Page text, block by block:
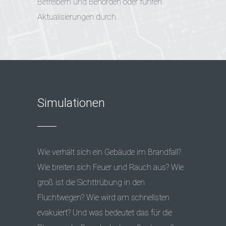
Aktualisierungen durch.
Simulationen
Wie verhält sich ein Gebäude im Brandfall?
Wie breiten sich Feuer und Rauch aus? Wie
groß ist die Sichttrübung in den
Fluchtwegen? Wie wird am schnellsten
evakuiert? Und was bedeutet das für die